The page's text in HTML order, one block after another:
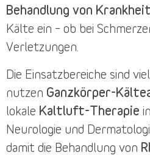
Behandlung von
Kälte ein – ob bei
Verletzungen.
Die Einsatzbereiche sind
nutzen Ganzkörper-
lokale Kaltluft-Therapie
Neurologie und
damit die Behandlung von